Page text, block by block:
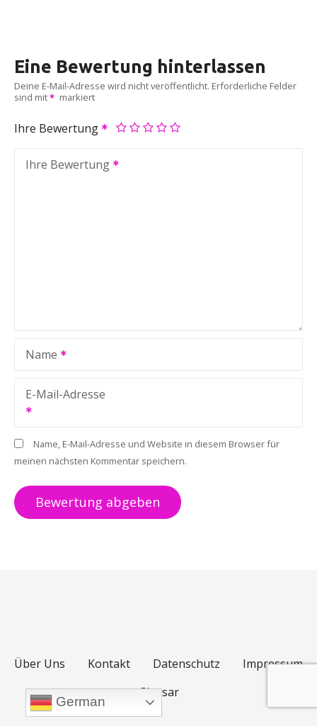
Eine Bewertung hinterlassen
Deine E-Mail-Adresse wird nicht veröffentlicht. Erforderliche Felder
sind mit
markiert
Ihre Bewertung
Ihre Bewertung
Name
E-Mail-Adresse
Name, E-Mail-Adresse und Website in diesem Browser für
meinen nächsten Kommentar speichern.
Über Uns Kontakt Datenschutz
Impressum
Glossar
German